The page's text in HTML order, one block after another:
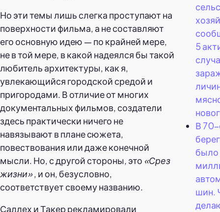
Но эти темы лишь слегка проступают на
поверхности фильма, а не составляют
его основную идею — по крайней мере,
не в той мере, в какой надеялся бы такой
любитель архитектуры, как я,
увлекающийся городской средой и
пригородами. В отличие от многих
документальных фильмов, создатели
здесь практически ничего не
навязывают в плане сюжета,
повествования или даже конечной
мысли. Но, с другой стороны, это «Срез
жизни», и он, безусловно,
соответствует своему названию.
Саллех и Такер рекламировали
5
В 70-
было
шин.